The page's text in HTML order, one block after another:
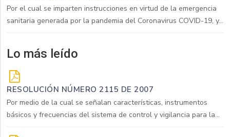
Por el cual se imparten instrucciones en virtud de la emergencia
sanitaria generada por la pandemia del Coronavirus COVID-19, y...
Lo más leído
RESOLUCIÓN NÚMERO 2115 DE 2007
Por medio de la cual se señalan características, instrumentos
básicos y frecuencias del sistema de control y vigilancia para la...